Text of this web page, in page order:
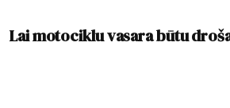
Lai motociklu vasara būtu